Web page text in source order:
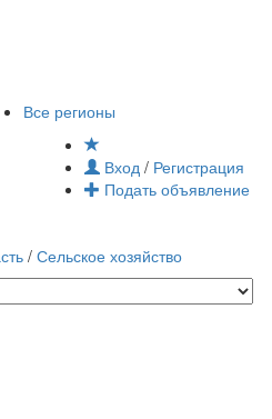
Все регионы
Вход / Регистрация
Подать объявление
/ Сельское хозяйство